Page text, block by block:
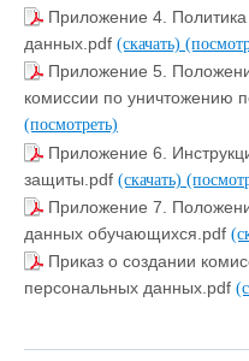
Приложение 4.
данных.pdf (скачать)
Приложение 5.
комиссии по уничтожению
(посмотреть)
Приложение 6.
защиты.pdf (скачать)
Приложение 7.
данных обучающихся.pdf
Приказ о создании
персональных данных.pdf